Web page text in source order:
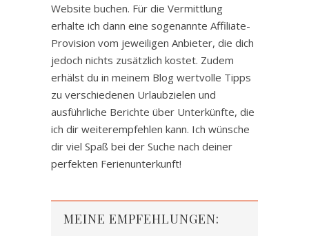
Website buchen. Für die Vermittlung
erhalte ich dann eine sogenannte Affiliate-
Provision vom jeweiligen Anbieter, die dich
jedoch nichts zusätzlich kostet. Zudem
erhälst du in meinem Blog wertvolle Tipps
zu verschiedenen Urlaubzielen und
ausführliche Berichte über Unterkünfte, die
ich dir weiterempfehlen kann. Ich wünsche
dir viel Spaß bei der Suche nach deiner
perfekten Ferienunterkunft!
MEINE EMPFEHLUNGEN: